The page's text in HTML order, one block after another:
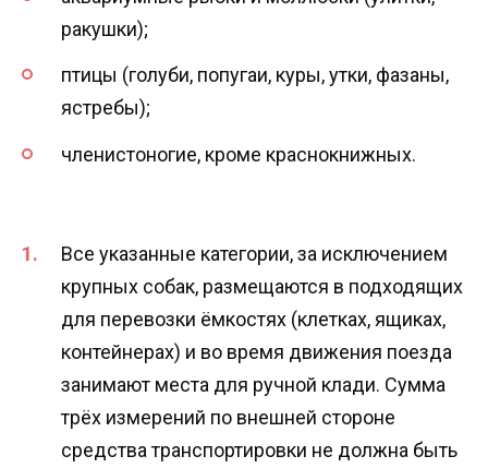
ракушки);
птицы (голуби, попугаи, куры, утки, фазаны,
ястребы);
членистоногие, кроме краснокнижных.
Все указанные категории, за исключением
крупных собак, размещаются в подходящих
для перевозки ёмкостях (клетках, ящиках,
контейнерах) и во время движения поезда
занимают места для ручной клади. Сумма
трёх измерений по внешней стороне
средства транспортировки не должна быть